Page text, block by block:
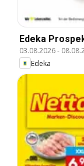
Edeka
03.08.2026-
Edeka